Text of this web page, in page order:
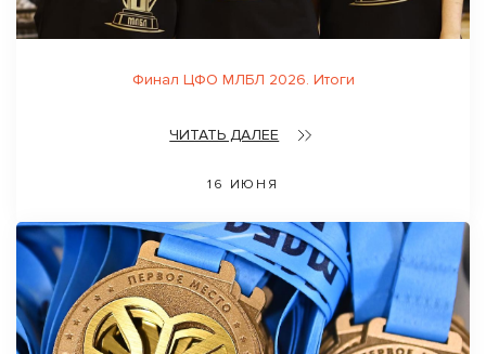
Финал ЦФО МЛБЛ 2026. Итоги
ЧИТАТЬ ДАЛЕЕ
16 ИЮНЯ